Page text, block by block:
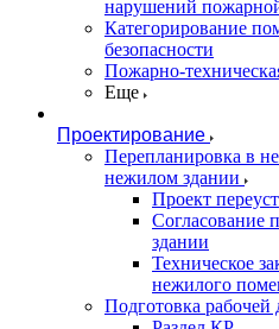
нарушений
Категорирование
безопасности
Пожарно-
Еще
Проектирование
Перепланировка в
нежилом здании
Проект
Согласование
здании
Техническое
нежилого
Подготовка рабочей